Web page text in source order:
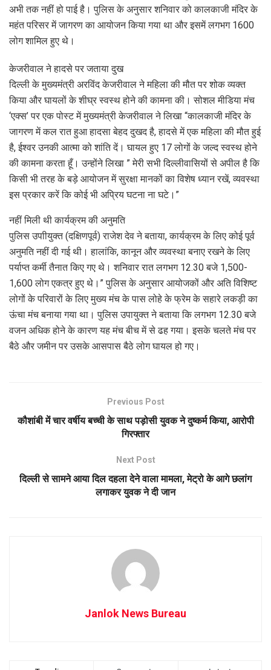
अभी तक नहीं हो पाई है। पुलिस के अनुसार शनिवार को कालकाजी मंदिर के
महंत परिसर में जागरण का आयोजन किया गया था और इसमें लगभग 1600
लोग शामिल हुए थे।
केजरीवाल ने हादसे पर जताया दुख
दिल्ली के मुख्यमंत्री अरविंद केजरीवाल ने महिला की मौत पर शोक व्यक्त
किया और घायलों के शीघ्र स्वस्थ होने की कामना की। सोशल मीडिया मंच
‘एक्स’ पर एक पोस्ट में मुख्यमंत्री केजरीवाल ने लिखा “कालकाजी मंदिर के
जागरण में कल रात हुआ हादसा बेहद दुखद है, हादसे में एक महिला की मौत हुई
है, ईश्वर उनकी आत्मा को शांति दें। घायल हुए 17 लोगों के जल्द स्वस्थ होने
की कामना करता हूँ। उन्होंने लिखा ” मेरी सभी दिल्लीवासियों से अपील है कि
किसी भी तरह के बड़े आयोजन में सुरक्षा मानकों का विशेष ध्यान रखें, व्यवस्था
इस प्रकार करें कि कोई भी अप्रिय घटना ना घटे।”
नहीं मिली थी कार्यक्रम की अनुमति
पुलिस उपाीयुक्त (दक्षिणपूर्व) राजेश देव ने बताया, कार्यक्रम के लिए कोई पूर्व
अनुमति नहीं दी गई थी। हालांकि, कानून और व्यवस्था बनाए रखने के लिए
पर्याप्त कर्मी तैनात किए गए थे। शनिवार रात लगभग 12.30 बजे 1,500-
1,600 लोग एकत्र हुए थे।” पुलिस के अनुसार आयोजकों और अति विशिष्ट
लोगों के परिवारों के लिए मुख्य मंच के पास लोहे के फ्रेम के सहारे लकड़ी का
ऊंचा मंच बनाया गया था। पुलिस उपायुक्त ने बताया कि लगभग 12.30 बजे
वजन अधिक होने के कारण यह मंच बीच में से ढह गया। इसके चलते मंच पर
बैठे और जमीन पर उसके आसपास बैठे लोग घायल हो गए।
Previous Post
कौशांबी में चार वर्षीय बच्‍ची के साथ पड़ोसी युवक ने दुष्कर्म किया, आरोपी
गिरफ्तार
Next Post
दिल्ली से सामने आया दिल दहला देने वाला मामला, मेट्रो के आगे छलांग
लगाकर युवक ने दी जान
Janlok News Bureau